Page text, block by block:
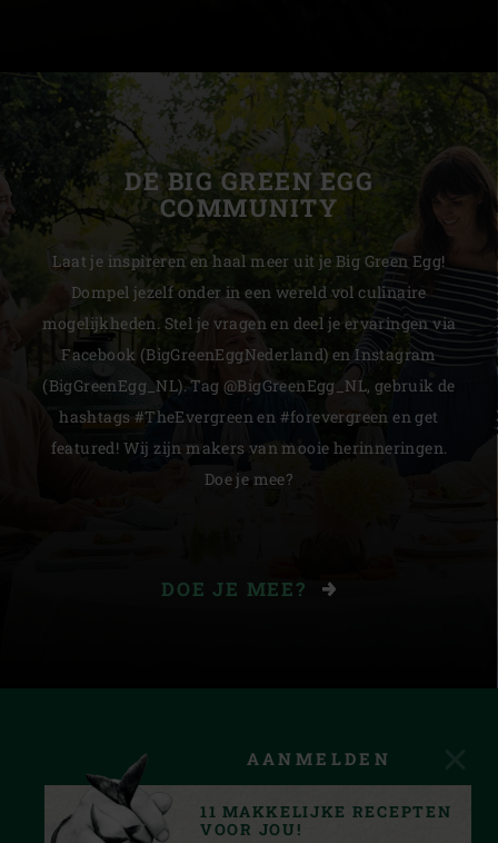
DE BIG GREEN EGG
COMMUNITY
Laat je inspireren en haal meer uit je Big Green Egg!
Dompel jezelf onder in een wereld vol culinaire
mogelijkheden. Stel je vragen en deel je ervaringen via
Facebook (BigGreenEggNederland) en Instagram
(BigGreenEgg_NL). Tag @BigGreenEgg_NL, gebruik de
hashtags #TheEvergreen en #forevergreen en get
featured! Wij zijn makers van mooie herinneringen.
Doe je mee?
DOE JE MEE?
AANMELDEN
11 MAKKELIJKE RECEPTEN
VOOR JOU!